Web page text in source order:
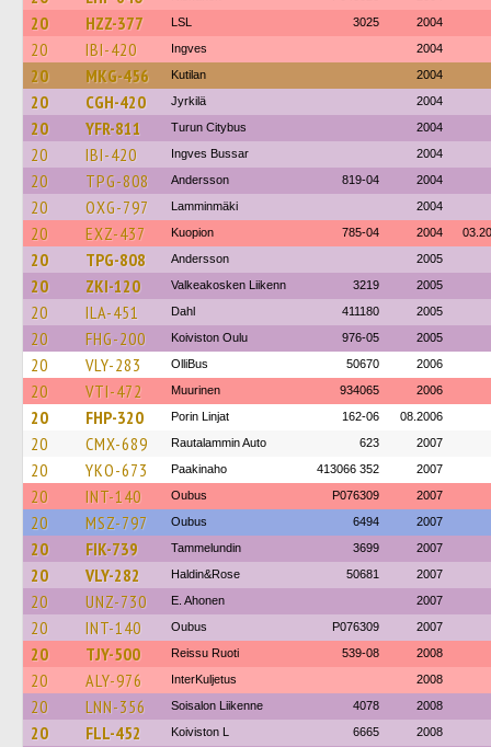
20 HZZ-377 LSL 3025 2004
20 IBI-420 Ingves 2004
20 MKG-456 Kutilan 2004
20 CGH-420 Jyrkilä 2004
20 YFR-811 Turun Citybus 2004
20 IBI-420 Ingves Bussar 2004
20 TPG-808 Andersson 819-04 2004
20 OXG-797 Lamminmäki 2004
20 EXZ-437 Kuopion 785-04 2004
20 TPG-808 Andersson 2005
20 ZKI-120 Valkeakosken Liikenn 3219 2005
20 ILA-451 Dahl 411180 2005
20 FHG-200 Koiviston Oulu 976-05 2005
20 VLY-283 OlliBus 50670 2006
20 VTI-472 Muurinen 934065 2006
20 FHP-320 Porin Linjat 162-06 08.2006
20 CMX-689 Rautalammin Auto 623 2007
20 YKO-673 Paakinaho 413066 352 2007
20 INT-140 Oubus P076309 2007
20 MSZ-797 Oubus 6494 2007
20 FIK-739 Tammelundin 3699 2007
20 VLY-282 Haldin&Rose 50681 2007
20 UNZ-730 E. Ahonen 2007
20 INT-140 Oubus P076309 2007
20 TJY-500 Reissu Ruoti 539-08 2008
20 ALY-976 InterKuljetus 2008
20 LNN-356 Soisalon Liikenne 4078 2008
20 FLL-452 Koiviston L 6665 2008